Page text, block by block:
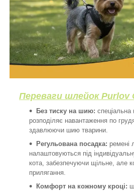
Переваги шлейок Purlov
Без тиску на шию: спеціальна
розподіляє навантаження по
здавлюючи шию тварини.
Регульована посадка: ремені
налаштовуються під
кота, забезпечуючи щільне, але
прилягання.
Комфорт на кожному кроці: